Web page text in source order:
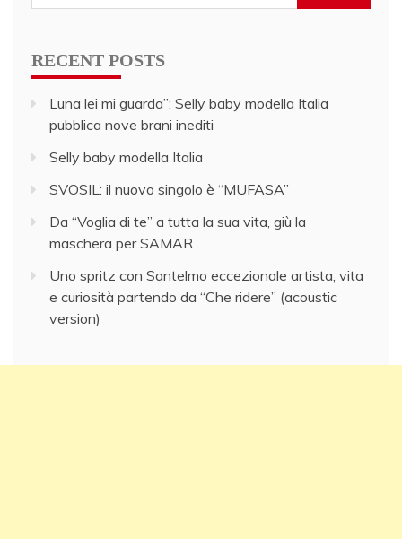
for:
RECENT POSTS
Luna lei mi guarda”: Selly baby modella Italia
pubblica nove brani inediti
Selly baby modella Italia
SVOSIL: il nuovo singolo è “MUFASA”
Da “Voglia di te” a tutta la sua vita, giù la
maschera per SAMAR
Uno spritz con Santelmo eccezionale artista, vita
e curiosità partendo da “Che ridere” (acoustic
version)